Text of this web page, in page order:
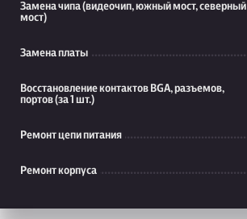
Замена чипа (видеочип, южный мост, северный
мост)
Замена платы
Восстановление контактов BGA, разъемов,
портов (за 1 шт.)
Ремонт цепи питания
Ремонт корпуса